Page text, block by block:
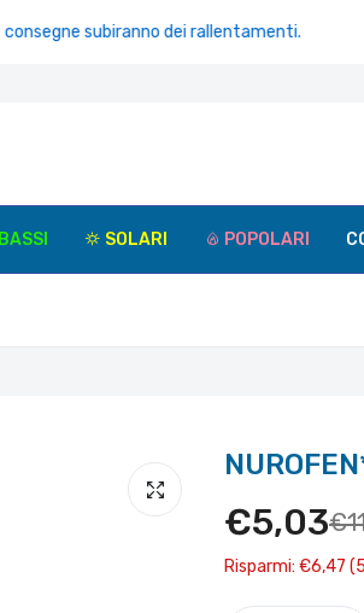
subiranno dei rallentamenti.
SOLARI POPOLARI
€5,03
Risparmi: €6,47